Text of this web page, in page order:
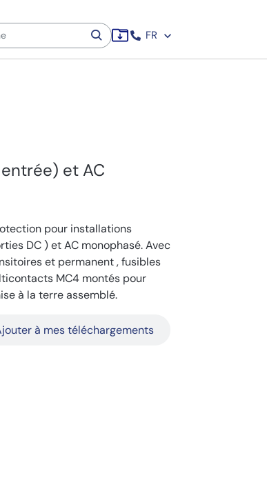
FR
et AC
pour installations
DC ) et AC monophasé. Avec
et permanent , fusibles
MC4 montés pour
à la terre assemblé.
à mes téléchargements